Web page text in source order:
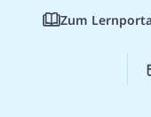
Zum